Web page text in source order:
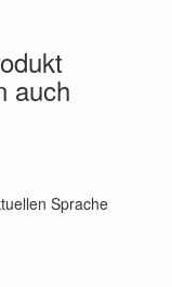
auch
Sprache